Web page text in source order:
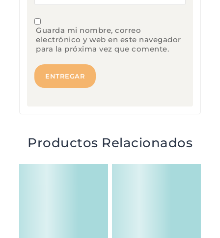
Guarda mi nombre, correo
electrónico y web en este navegador
para la próxima vez que comente.
Productos Relacionados